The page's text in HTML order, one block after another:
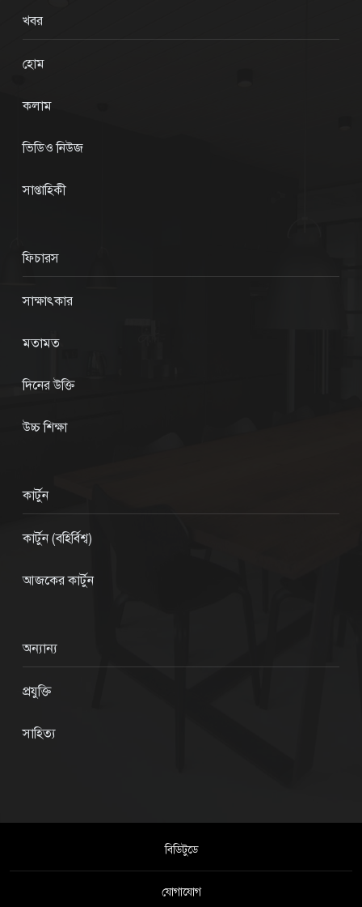
খবর
হোম
কলাম
ভিডিও নিউজ
সাপ্তাহিকী
ফিচারস
সাক্ষাৎকার
মতামত
দিনের উক্তি
উচ্চ শিক্ষা
কার্টুন
কার্টুন (বহির্বিশ্ব)
আজকের কার্টুন
অন্যান্য
প্রযুক্তি
সাহিত্য
বিডিটুডে
যোগাযোগ